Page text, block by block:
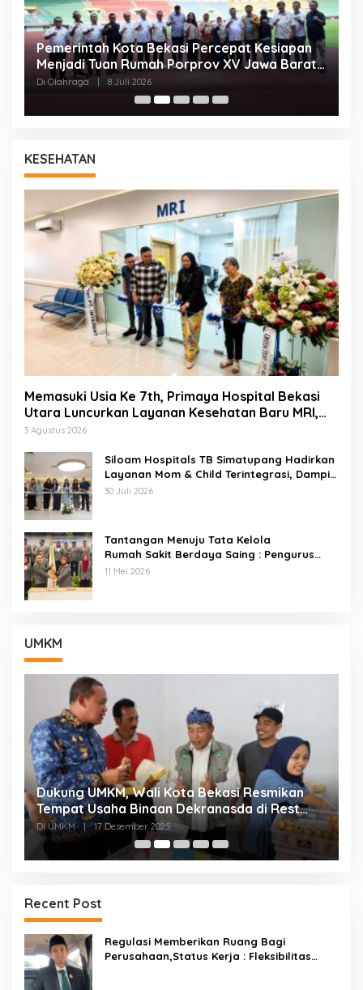
Pemerintah Kota Bekasi Percepat Kesiapan
Menjadi Tuan Rumah Porprov XV Jawa Barat
2026
Di Olahraga 8 Juli 2026
KESEHATAN
Memasuki Usia Ke 7th, Primaya Hospital Bekasi
Utara Luncurkan Layanan Kesehatan Baru MRI,
Wellness Center, Brain Dan Neurospine Center
3 Agustus 2026
Siloam Hospitals TB Simatupang Hadirkan
Layanan Mom & Child Terintegrasi, Dampin
gi Keluarga Dari Kehamilan Hingga Tumbuh
30 Juli 2026
Tantangan Menuju Tata Kelola
Rumah Sakit Berdaya Saing : Pengurus
ARSSI 2026–2029 Cabang Kota Bekasi
11 Mei 2026
UMKM
Dukung UMKM, Wali Kota Bekasi Resmikan
Tempat Usaha Binaan Dekranasda di Rest
Area KM 6B Jakarta Cikampek
Di UMKM 17 Desember 2025
Recent Post
Regulasi Memberikan Ruang Bagi
Perusahaan,Status Kerja : Fleksibilitas